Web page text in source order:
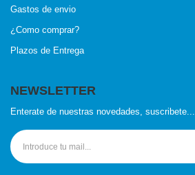
Gastos de envio
¿Como comprar?
Plazos de Entrega
NEWSLETTER
Enterate de nuestras novedades, suscribete...